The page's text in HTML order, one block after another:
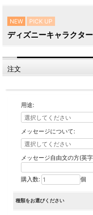
NEW PICK UP
ディズニーキャラクタ
注文
用途:
メッセージについて:
メッセージ自由文の方(英
購入数: 個
種類をお選びください